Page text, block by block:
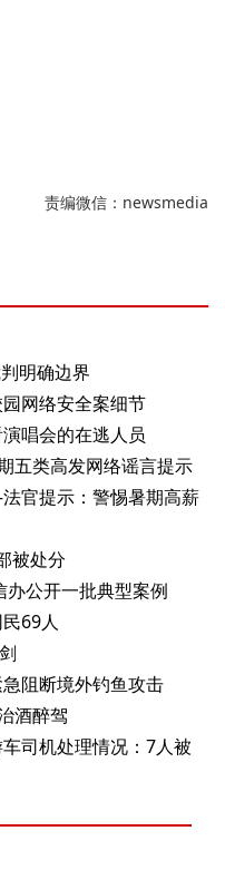
责编微信：newsmedia
明确边界
网络安全案细节
唱会的在逃人员
五类高发网络谣言提示
官提示：警惕暑期高薪
被处分
公开一批典型案例
69人
阻断境外钓鱼攻击
酒醉驾
司机处理情况：7人被